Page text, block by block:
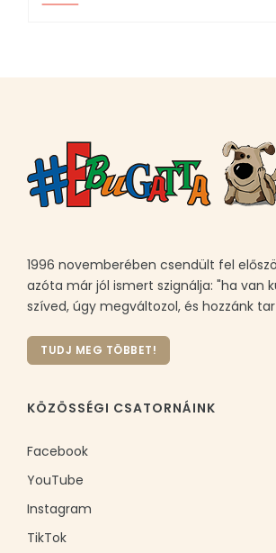
1996 novemberében csendült fel
azóta már jól ismert szignálja: "ha van
szíved, úgy megváltozol, és hozzánk
TUDJ MEG TÖBBET!
KÖZÖSSÉGI CSATORNÁINK
Facebook
YouTube
Instagram
TikTok